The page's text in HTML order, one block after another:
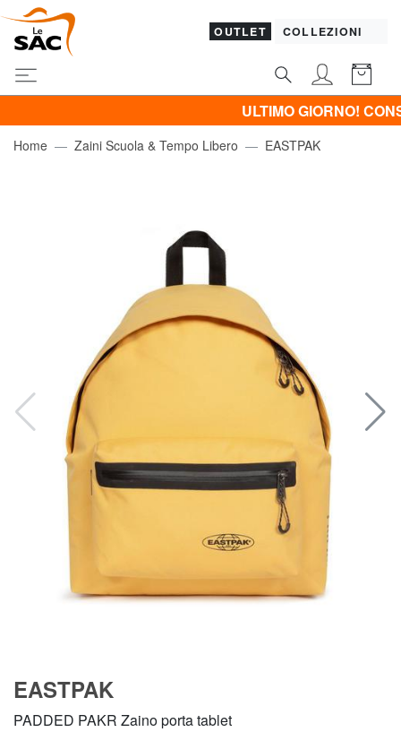
OUTLET COLLEZIONI
ULTIMO GIORNO!
Home Zaini Scuola & Tempo Libero EASTPAK
EASTPAK
PADDED PAKR Zaino porta tablet